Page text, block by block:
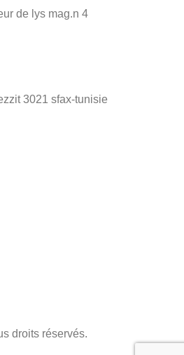
de lys mag.n 4
3021 sfax-tunisie
droits réservés.